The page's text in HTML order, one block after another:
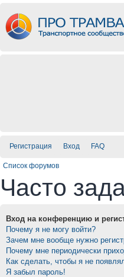
Регистрация Вход FAQ
Список форумов
Часто
Вход на конференцию и
Почему я не могу войти?
Зачем мне вообще нужно
Почему мне периодически
Как сделать, чтобы я не
Я забыл пароль!